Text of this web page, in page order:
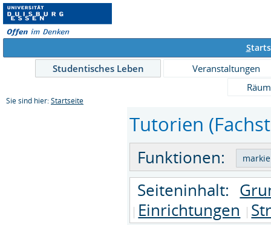
S
Studentisches Leben
Veranstaltungen
Sie sind hier: Startseite
Tutorien
Funktionen:
Seiteninhalt:
Einrichtungen